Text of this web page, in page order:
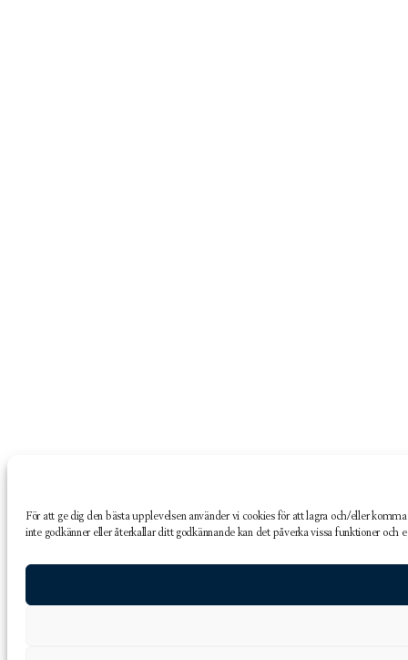
För att ge dig den bästa upplevelsen använder vi cookies för att lagra och/eller
inte godkänner eller återkallar ditt godkännande kan det påverka vissa funktioner och